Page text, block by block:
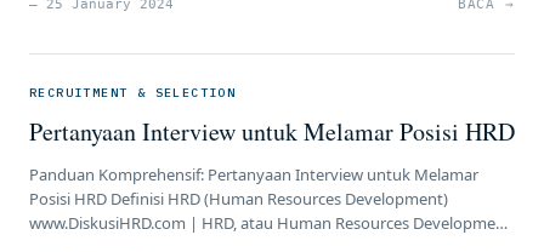
mengidentifikasi individu yang memiliki keterampilan teknis yang
organisasi. Berikut adalah langkah-langkah terperinci untuk
menjalani […]
— 25 January 2024 BACA →
RECRUITMENT & SELECTION
Pertanyaan Interview untuk Melamar Posisi HRD
Panduan Komprehensif: Pertanyaan Interview untuk Melamar
Posisi HRD Definisi HRD (Human Resources Development)
www.DiskusiHRD.com | HRD, atau Human Resources Development,